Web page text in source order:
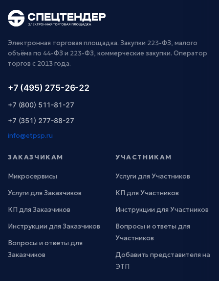
Электронная торговая площадка. Закупки 223-ФЗ, малого
объёма по 44-ФЗ и 223-ФЗ, коммерческие закупки. Оператор
торгов с 2013 года.
+7 (495) 275-26-22
+7 (800) 511-81-27
+7 (351) 277-88-27
info@etpsp.ru
ЗАКАЗЧИКАМ
Микросервисы
Услуги для Заказчиков
КП для Заказчиков
Инструкции для Заказчиков
Вопросы и ответы для
Заказчиков
УЧАСТНИКАМ
Услуги для Участников
КП для Участников
Инструкции для Участников
Вопросы и ответы для
Участников
Добавить представителя на
ЭТП